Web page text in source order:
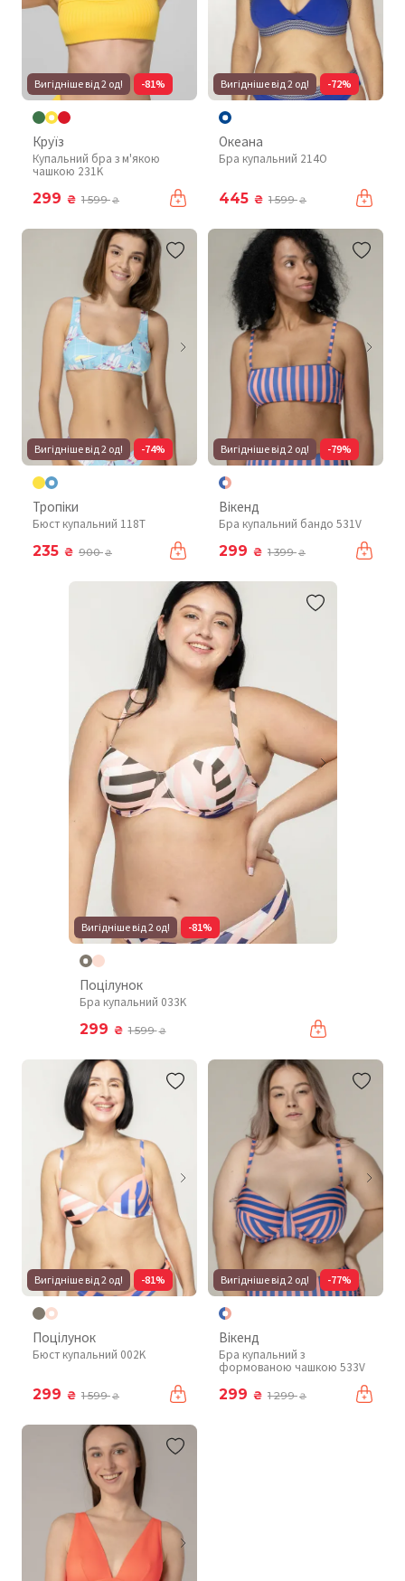
Вигідніше від 2 од! -81%
Круїз
Купальний бра з м'якою
чашкою 231K
299 ₴ 1 599₴
Вигідніше від 2 од! -72%
Океана
Бра купальний 214O
445 ₴ 1 599₴
Вигідніше від 2 од! -74%
Тропіки
Бюст купальний 118T
235 ₴ 900₴
Вигідніше від 2 од! -79%
Вікенд
Бра купальний бандо 531V
299 ₴ 1 399₴
Вигідніше від 2 од! -81%
Поцілунок
Бра купальний 033K
299 ₴ 1 599₴
Вигідніше від 2 од! -81%
Поцілунок
Бюст купальний 002K
299 ₴ 1 599₴
Вигідніше від 2 од! -77%
Вікенд
Бра купальний з
формованою чашкою 533V
299 ₴ 1 299₴